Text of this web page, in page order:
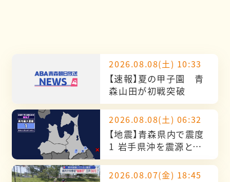
2026.08.08(土) 10:33
【速報】夏の甲子園 青
森山田が初戦突破
2026.08.08(土) 06:32
【地震】青森県内で震度
1 岩手県沖を震源とす
る最大震度1の地震が発
生 津波の心配なし
2026.08.07(金) 18:45